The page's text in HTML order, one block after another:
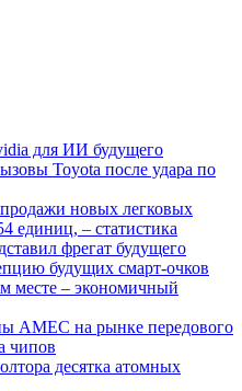
для ИИ будущего
Toyota после удара по
новых легковых
единиц, – статистика
фрегат будущего
будущих смарт-очков
месте – экономичный
AMEC на рынке передового
чипов
десятка атомных